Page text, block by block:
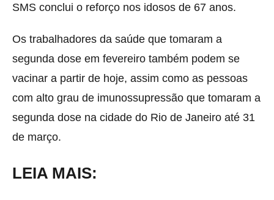
SMS conclui o reforço nos idosos de 67 anos.
Os trabalhadores da saúde que tomaram a
segunda dose em fevereiro também podem se
vacinar a partir de hoje, assim como as pessoas
com alto grau de imunossupressão que tomaram a
segunda dose na cidade do Rio de Janeiro até 31
de março.
LEIA MAIS: